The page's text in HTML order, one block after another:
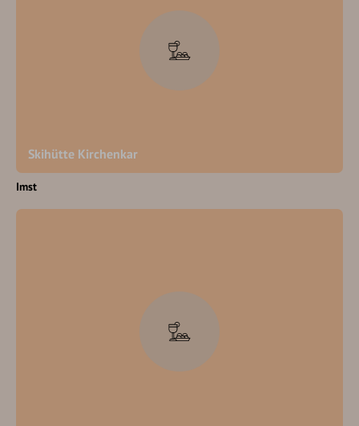
Skihütte Kirchenkar
Imst